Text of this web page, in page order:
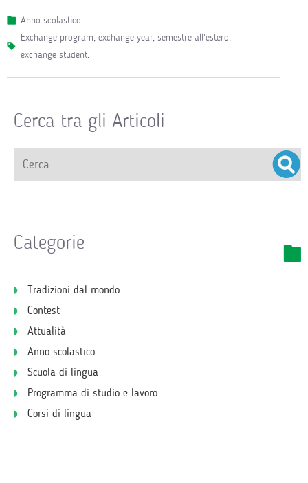
Anno scolastico
exchange program, exchange year, semestre all'estero,
exchange student.
Cerca tra gli Articoli
Categorie
Tradizioni dal mondo
Contest
Attualità
Anno scolastico
Scuola di lingua
Programma di studio e lavoro
Corsi di lingua